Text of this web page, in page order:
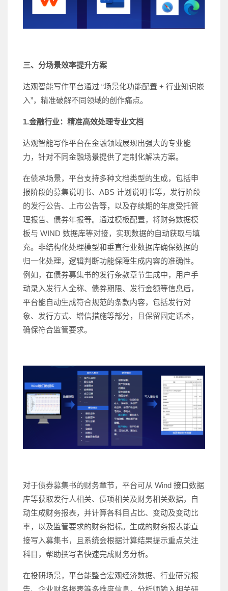
三、分场景效率提升方案
达观智能写作平台通过 “场景化功能配置 + 行业知识嵌
入”，精准破解不同领域的创作痛点。
1.金融行业：精准高效处理专业文档
达观智能写作平台在金融领域展现出强大的专业能
力，针对不同金融场景提供了定制化解决方案。
在债承场景，平台支持多种文档类型的生成，包括申
报阶段的募集说明书、ABS 计划说明书等，发行阶段
的发行公告、上市公告等，以及存续期的年度受托管
理报告、债券年报等。通过模板配置，将财务数据模
板与 WIND 数据库等对接，实现数据的自动获取与填
充。非结构化处理模型和垂直行业数据库确保数据的
归一化处理，逻辑判断功能保障生成内容的准确性。
例如，在债券募集书的发行条款章节生成中，用户手
动录入发行人全称、债券期限、发行金额等信息后，
平台能自动生成符合规范的条款内容，包括发行对
象、发行方式、增信措施等部分，且保留固定话术，
确保符合监管要求。
对于债券募集书的财务章节，平台可从 Wind 接口数据
库等获取发行人相关、债项相关及财务相关数据，自
动生成财务报表，并计算各科目占比、变动及变动比
率，以及监管要求的财务指标。生成的财务报表能直
接写入募集书，且系统会根据计算结果提示重点关注
科目，帮助撰写者快速完成财务分析。
在投研场景，平台能整合宏观经济数据、行业研究报